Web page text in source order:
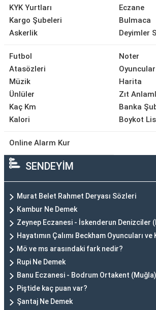
KYK Yurtları
Kargo Şubeleri
Askerlik
Eczane
Bulmaca
Deyimler
Futbol
Atasözleri
Müzik
Ünlüler
Kaç Km
Kalori
Noter
Oyuncular
Harita
Zıt
Banka
Boykot
Online Alarm Kur
SENDEYİM
Murat Belet Rahmet Deryası Sözleri
Kambur Ne Demek
Zeynep Eczanesi - İskenderun Denizciler
Hayatımın Çalımı Beckham Oyuncuları
Mö ve ms arasındaki fark nedir?
Rupi Ne Demek
Banu Eczanesi - Bodrum Ortakent (Muğla)
Piştide kaç puan var?
Şantaj Ne Demek